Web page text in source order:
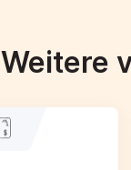
Weitere